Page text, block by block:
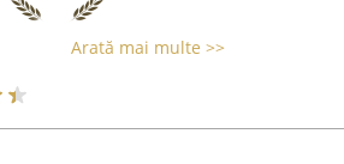
Arată mai multe >>